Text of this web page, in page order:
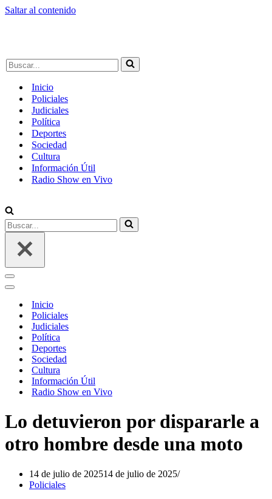
Saltar al contenido
Buscar...
Inicio
Policiales
Judiciales
Política
Deportes
Sociedad
Cultura
Información Útil
Radio Show en Vivo
Buscar...
Menú
de
Menú
navegación
Inicio
Policiales
Judiciales
Política
Deportes
Sociedad
Cultura
Información Útil
Radio Show en Vivo
Lo detuvieron por dispararle a
otro hombre desde una moto
14 de julio de 202514 de julio de 2025
Policiales